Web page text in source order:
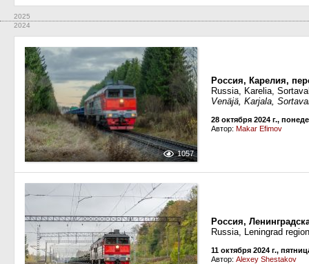
2025
2024
1057
Россия, Карелия,
Russia, Karelia,
Venäjä, Karjala,
28 октября 2024 г.,
Автор: Makar Efimov
Россия,
Russia, Leningrad
11 октября 2024 г.,
Автор: Alexey Shestakov